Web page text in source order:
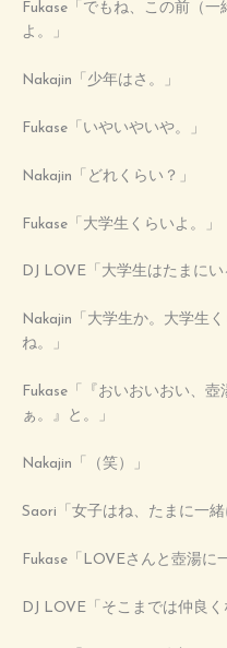
Fukase「でもね、この前（
よ。」
Nakajin「少年はさ。」
Fukase「いやいやいや。」
Nakajin「どれくらい？」
Fukase「大学生くらいよ。」
DJ LOVE「大学生はたまにい
Nakajin「大学生か。大学生
ね。」
Fukase「『おいおいおい、
ぁ。』と。」
Nakajin「（笑）」
Saori「女子はね、たまに一緒
Fukase「LOVEさんと壺湯に
DJ LOVE「そこまでは仲良く